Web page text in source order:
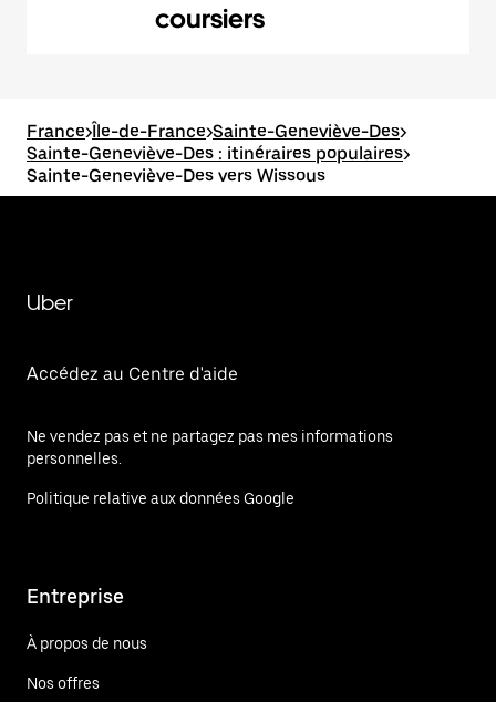
coursiers
France>Île-de-France>Sainte-Geneviève-Des>
Sainte-Geneviève-Des : itinéraires populaires>
Sainte-Geneviève-Des vers Wissous
Uber
Accédez au Centre d'aide
Ne vendez pas et ne partagez pas mes informations
personnelles.
Politique relative aux données Google
Entreprise
À propos de nous
Nos offres